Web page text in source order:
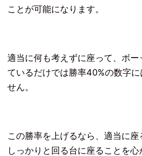
ことが可能になります。
適当に何も考えずに座って、ボー
ているだけでは勝率40%の数字に
せん。
この勝率を上げるなら、適当に座
しっかりと回る台に座ることを心